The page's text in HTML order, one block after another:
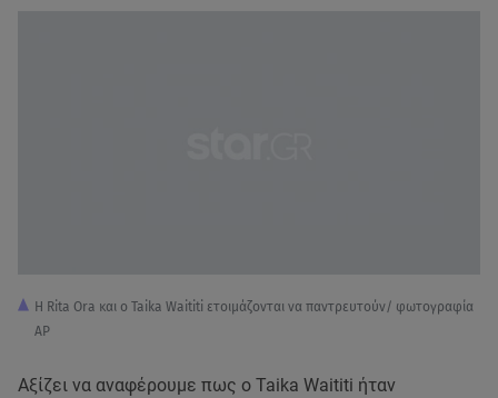
H Rita Ora και ο Taika Waititi ετοιμάζονται να παντρευτούν/ φωτογραφία
AP
Αξίζει να αναφέρουμε πως ο Taika Waititi ήταν